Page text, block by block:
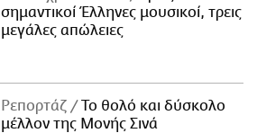
σημαντικοί Έλληνες μουσικοί, τρεις
μεγάλες απώλειες
Ρεπορτάζ
Το θολό και δύσκολο
μέλλον της Μονής Σινά